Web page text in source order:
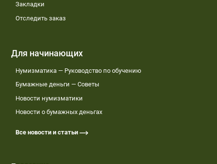
Закладки
Отследить заказ
Для начинающих
Нумизматика — Руководство по обучению
Бумажные деньги — Советы
Новости нумизматики
Новости о бумажных деньгах
Все новости и статьи